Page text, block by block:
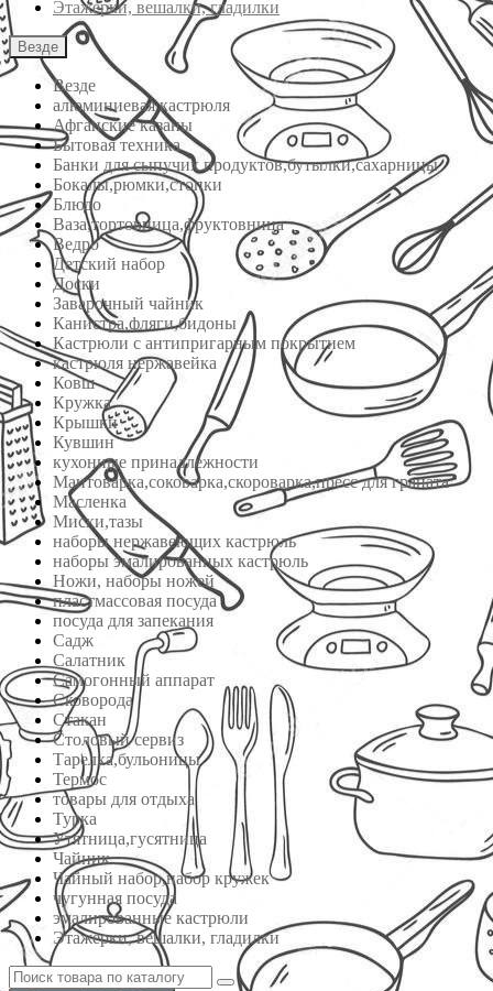
Этажерки, вешалки, гладилки
Везде
Везде
алюминиевая кастрюля
Афганские казаны
Бытовая техника
Банки для сыпучих продуктов,бутылки,сахарницы
Бокалы,рюмки,стопки
Блюдо
Ваза,тортовница,фруктовница
Ведро
Детский набор
Доски
Заварочный чайник
Канистра,фляги,бидоны
Кастрюли с антипригарным покрытием
кастрюля нержавейка
Ковш
Кружка
Крышки
Кувшин
кухонные принадлежности
Мантоварка,соковарка,скороварка,пресс для граната
Масленка
Миски,тазы
наборы нержавеющих кастрюль
наборы эмалированных кастрюль
Ножи, наборы ножей
пластмассовая посуда
посуда для запекания
Садж
Салатник
Самогонный аппарат
Сковорода
Стакан
Столовый сервиз
Тарелка,бульоницы
Термос
товары для отдыха
Турка
Утятница,гусятница
Чайник
Чайный набор,набор кружек
чугунная посуда
эмалированные кастрюли
Этажерки, вешалки, гладилки